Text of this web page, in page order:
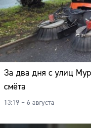
За два дня с улиц
смёта
13:19 – 6 августа